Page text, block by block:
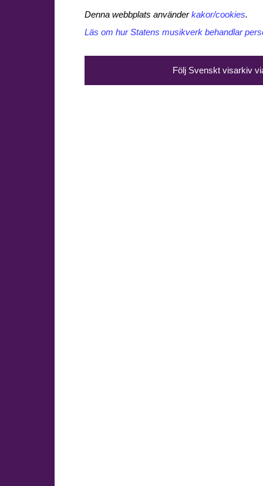
Denna webbplats använderkakor/cookies.
Läs om hur Statens musikverk behandlar
Följ Svenskt visarkiv